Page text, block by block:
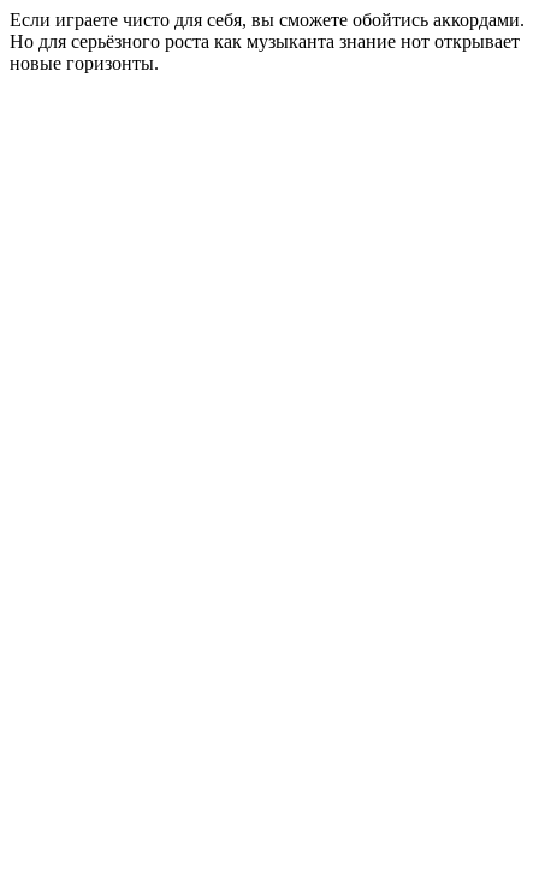
Если играете чисто для себя, вы сможете обойтись аккордами.
Но для серьёзного роста как музыканта знание нот открывает
новые горизонты.